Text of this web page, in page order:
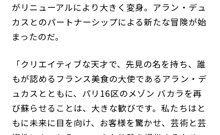
がリニューアルにより大きく変身。アラン・デュ
カスとのパートナーシップによる新たな冒険が始
まったのだ。
「クリエイティブな天才で、先見の名を持ち、誰
もが認めるフランス美食の大使であるアラン・デ
ュカスとともに、パリ16区のメゾン バカラを再
び蘇らせることは、大きな歓びです。私たちはと
もに未来に目を向け、お客様を驚かせ、芸術と芸